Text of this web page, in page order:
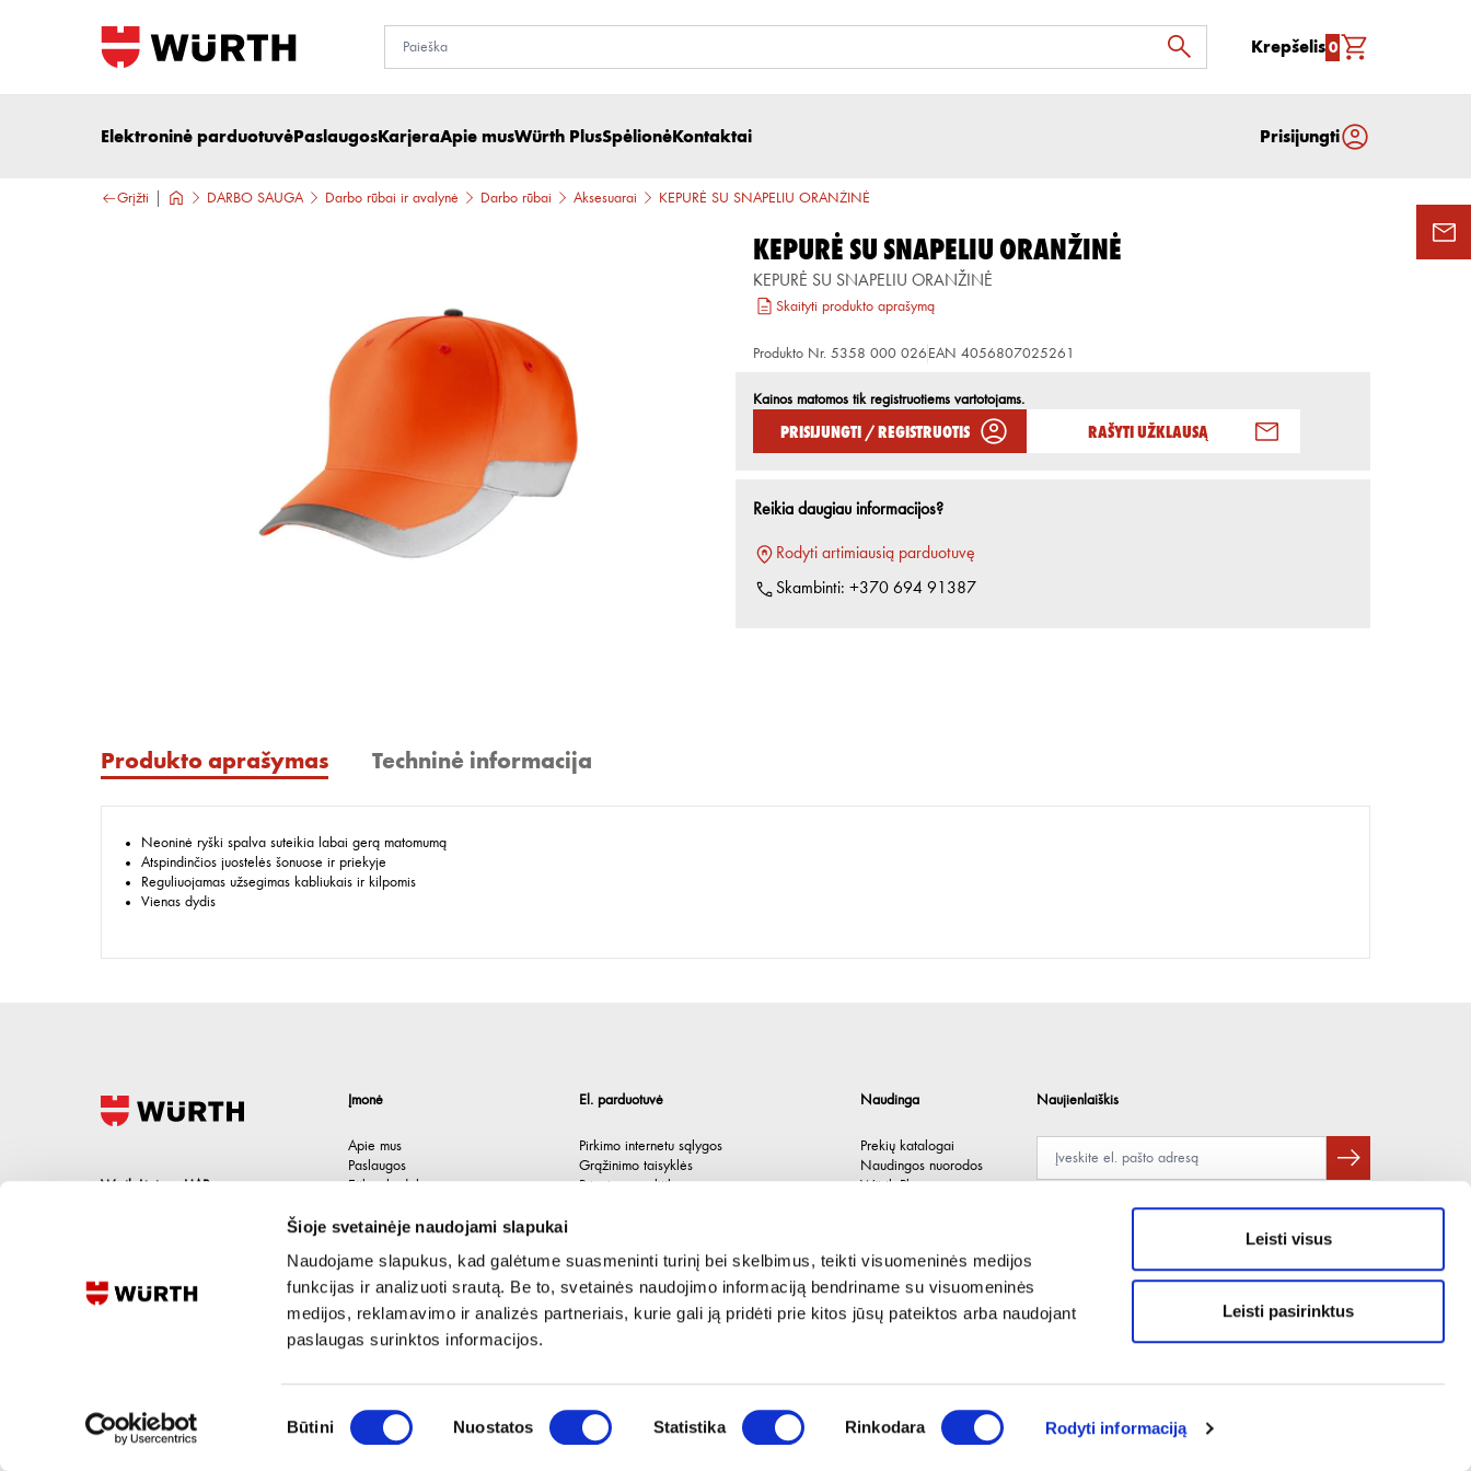
Šioje svetainėje naudojami slapukai
Naudojame slapukus, kad galėtume suasmeninti turinį bei skelbimus, teikti visuomeninės medijos
funkcijas ir analizuoti srautą. Be to, svetainės naudojimo informaciją bendriname su visuomeninės
medijos, reklamavimo ir analizės partneriais, kurie gali ją pridėti prie kitos jūsų pateiktos arba naudojant
paslaugas surinktos informacijos.
pasirinkimas
Būtini Nuostatos Statistika Rinkodara Rodyti informaciją
Leisti visus
Leisti pasirinktus
Krepšelis0
Elektroninė parduotuvėPaslaugosKarjeraApie musWürth PlusSpėlionėKontaktai Prisijungti
Grįžti DARBO SAUGA Darbo rūbai ir avalynė Darbo rūbai Aksesuarai KEPURĖ SU SNAPELIU ORANŽINĖ
KEPURĖ SU SNAPELIU ORANŽINĖ
KEPURĖ SU SNAPELIU ORANŽINĖ
Skaityti produkto aprašymą
Produkto Nr. 5358 000 026 EAN 4056807025261
Kainos matomos tik registruotiems vartotojams.
Prisijungti / Registruotis Rašyti užklausą
Reikia daugiau informacijos?
Rodyti artimiausią parduotuvę
Skambinti: +370 694 91387
Produkto aprašymas Techninė informacija
Neoninė ryški spalva suteikia labai gerą matomumą
Atspindinčios juostelės šonuose ir priekyje
Reguliuojamas užsegimas kabliukais ir kilpomis
Vienas dydis
Wurth Lietuva UAB
Lietuva
Įmonė
Apie mus
Paslaugos
Etikos kodeksas
Kontaktai
El. parduotuvė
Pirkimo internetu sąlygos
Grąžinimo taisyklės
Privatumo politika
Naudinga
Prekių katalogai
Naudingos nuorodos
Würth Plus
Naujienlaiškis
Pateikdami el. paštą sutinkate gauti tiesioginę rinkodarą.
PRODUKTUS TIEKIAME TIK SUTARTINIAMS VERSLO KLIENTAMS
©2026UAB Wurth Lietuva